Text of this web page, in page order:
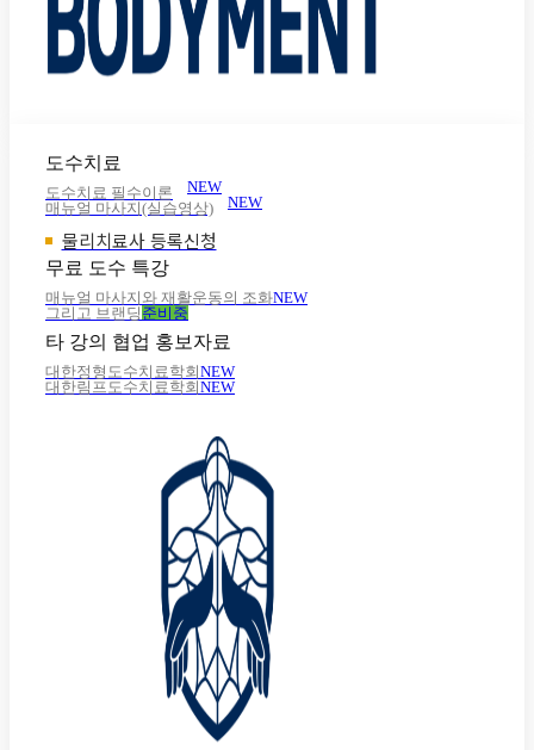
도수치료
도수치료 필수이론
NEW
매뉴얼 마사지(실습영상)
NEW
물리치료사 등록신청
무료 도수 특강
매뉴얼 마사지와 재활운동의 조화NEW
그리고 브랜딩 준비중
타 강의 협업 홍보자료
대한정형도수치료학회NEW
대한림프도수치료학회NEW